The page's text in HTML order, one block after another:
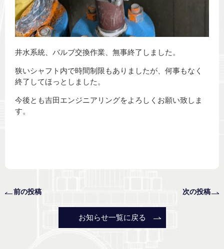
井水系統、バルブ交換作業、無事終了しました。
狭いシャフト内で時間制限もありましたが、何事もなく
終了してほっとしました。
今後とも吉田エンジニアリングをよろしくお願い致しま
す。
次の投稿
前の投稿
お知らせ一覧に戻る